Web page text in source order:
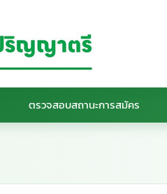
ตรวจสอบสถานะการสมัคร